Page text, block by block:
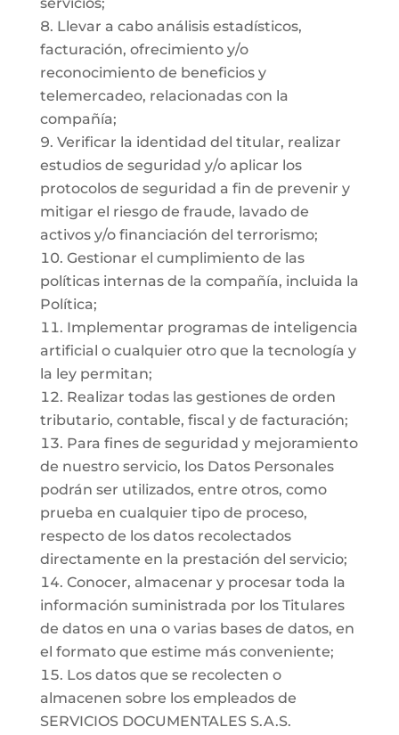
Llevar a cabo análisis estadísticos,
facturación, ofrecimiento y/o
reconocimiento de beneficios y
telemercadeo, relacionadas con la
compañía;
Verificar la identidad del titular, realizar
estudios de seguridad y/o aplicar los
protocolos de seguridad a fin de prevenir y
mitigar el riesgo de fraude, lavado de
activos y/o financiación del terrorismo;
Gestionar el cumplimiento de las
políticas internas de la compañía, incluida la
Política;
Implementar programas de inteligencia
artificial o cualquier otro que la tecnología y
la ley permitan;
Realizar todas las gestiones de orden
tributario, contable, fiscal y de facturación;
Para fines de seguridad y mejoramiento
de nuestro servicio, los Datos Personales
podrán ser utilizados, entre otros, como
prueba en cualquier tipo de proceso,
respecto de los datos recolectados
directamente en la prestación del servicio;
Conocer, almacenar y procesar toda la
información suministrada por los Titulares
de datos en una o varias bases de datos, en
el formato que estime más conveniente;
Los datos que se recolecten o
almacenen sobre los empleados de
SERVICIOS DOCUMENTALES S.A.S.